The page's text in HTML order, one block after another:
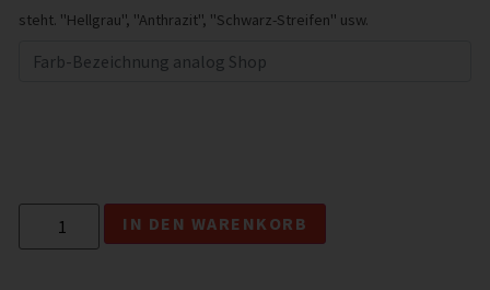
steht. "Hellgrau", "Anthrazit", "Schwarz-Streifen" usw.
IN DEN WARENKORB